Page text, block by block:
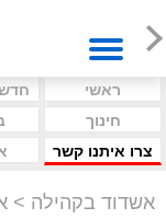
ראשי
חינוך
צרו איתנו קשר
אשדוד בקהילה >